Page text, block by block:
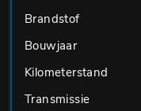
Brandstof
Bouwjaar
Kilometerstand
Transmissie